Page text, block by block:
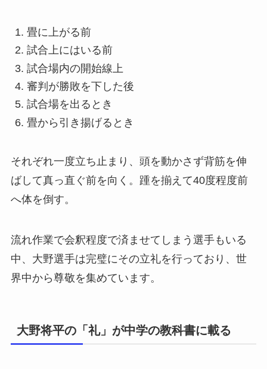
畳に上がる前
試合上にはいる前
試合場内の開始線上
審判が勝敗を下した後
試合場を出るとき
畳から引き揚げるとき
それぞれ一度立ち止まり、頭を動かさず背筋を伸
ばして真っ直ぐ前を向く。踵を揃えて40度程度前
へ体を倒す。
流れ作業で会釈程度で済ませてしまう選手もいる
中、大野選手は完璧にその立礼を行っており、世
界中から尊敬を集めています。
大野将平の「礼」が中学の教科書に載る